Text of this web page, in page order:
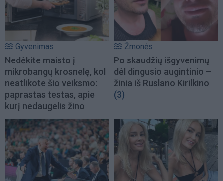
Gyvenimas
Nedėkite maisto į
mikrobangų krosnelę, kol
neatlikote šio veiksmo:
paprastas testas, apie
kurį nedaugelis žino
Žmonės
Po skaudžių išgyvenimų
dėl dingusio augintinio –
žinia iš Ruslano Kirilkino
(3)